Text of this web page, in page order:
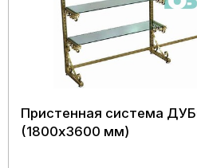
Пристенная система
(1800х3600 мм)